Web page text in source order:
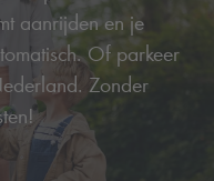
aanrijden en je
Of parkeer
Zonder